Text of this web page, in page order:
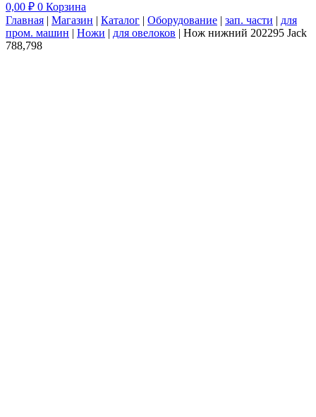
0,00 ₽ 0 Корзина
Главная | Магазин | Каталог | Оборудование | зап. части | для
пром. машин | Ножи | для овелоков | Нож нижний 202295 Jack
788,798